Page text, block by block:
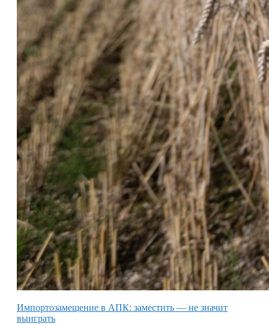
Импортозамещение в АПК: заместить — не значит
выиграть